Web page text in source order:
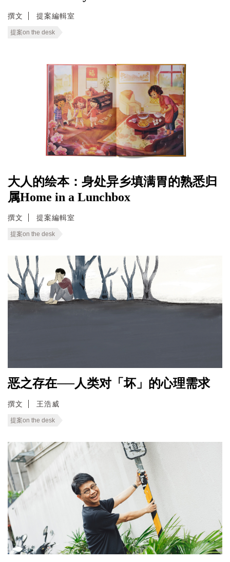
撰文 提案編輯室
提案on the desk
大人的绘本：身处异乡填满胃的熟悉归
属Home in a Lunchbox
撰文 提案編輯室
提案on the desk
恶之存在──人类对「坏」的心理需求
撰文 王浩威
提案on the desk